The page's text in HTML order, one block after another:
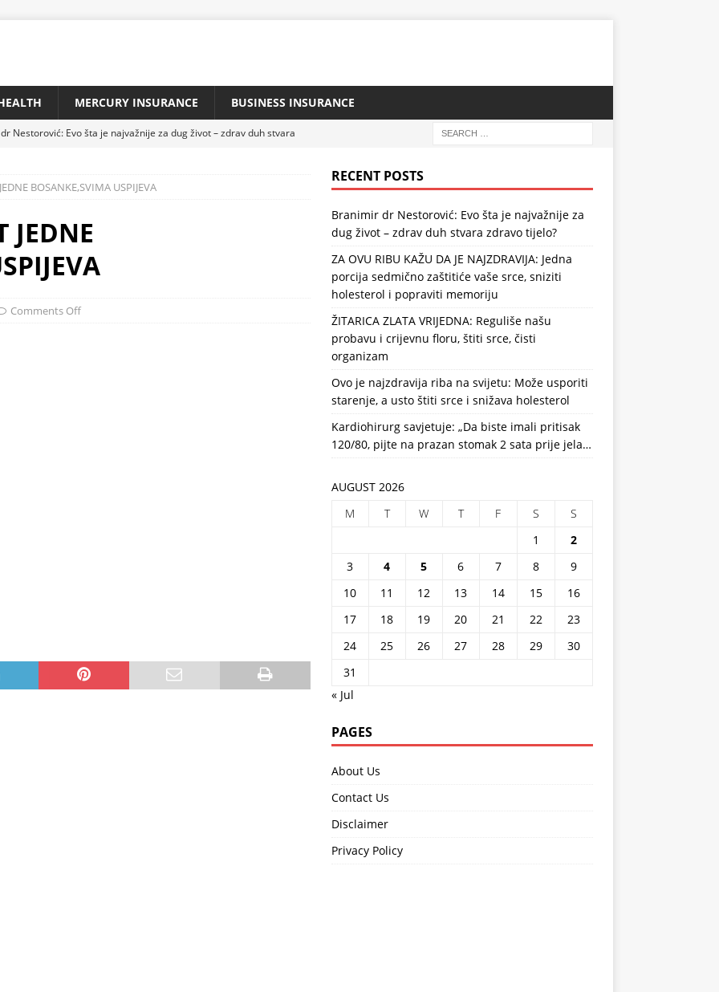
MERCURY INSURANCE BUSINESS INSURANCE
Nestorović: Evo šta je najvažnije za dug život – zdrav duh stvara
KAŽU DA JE NAJZDRAVIJA: Jedna porcija sedmično zaštitiće
ZLATA VRIJEDNA: Reguliše našu probavu i crijevnu floru, štiti srce,
BOSANKE,SVIMA USPIJEVA
JEDNE
Comments Off
RECENT POSTS
Branimir dr Nestorović: Evo šta je najvažnije za
dug život – zdrav duh stvara zdravo tijelo?
ZA OVU RIBU KAŽU DA JE NAJZDRAVIJA: Jedna
porcija sedmično zaštitiće vaše srce, sniziti
holesterol i popraviti memoriju
ŽITARICA ZLATA VRIJEDNA: Reguliše našu
probavu i crijevnu floru, štiti srce, čisti
organizam
Ovo je najzdravija riba na svijetu: Može usporiti
starenje, a usto štiti srce i snižava holesterol
Kardiohirurg savjetuje: „Da biste imali pritisak
120/80, pijte na prazan stomak 2 sata prije jela…
AUGUST 2026
M
T W T F S
S
1
2
3
4 5 6 7 8
9
10
11 12 13 14 15
16
17
18 19 20 21 22
23
24
25 26 27 28 29
30
31
« Jul
PAGES
About Us
Contact Us
Disclaimer
Privacy Policy